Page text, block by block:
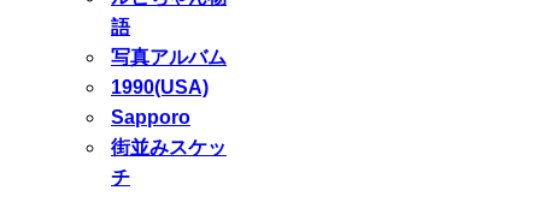
語
写真アルバム
1990(USA)
Sapporo
街並みスケッ
チ